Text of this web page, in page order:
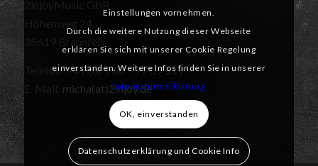
Telefon: +49 (0) 1 60 – 77 59 519
E-Mail: micha(at)2injoy.de
Einstellungen vornehmen.
Durch die weitere Nutzung dieser Webseite
erklären Sie sich mit unserer Cookie Regelung
einverstanden. Weitere Infos finden Sie in unserer
Datenschutzerklärung.
OK, einverstanden
Datenschutzerklärung und Cookie Info